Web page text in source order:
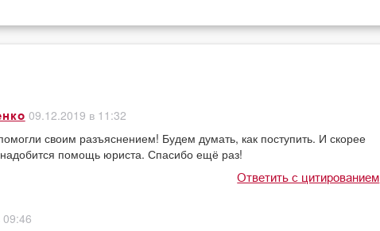
09.12.2019 в 11:32
своим разъяснением! Будем думать, как поступить. И скорее
помощь юриста. Спасибо ещё раз!
Ответить с цитированием